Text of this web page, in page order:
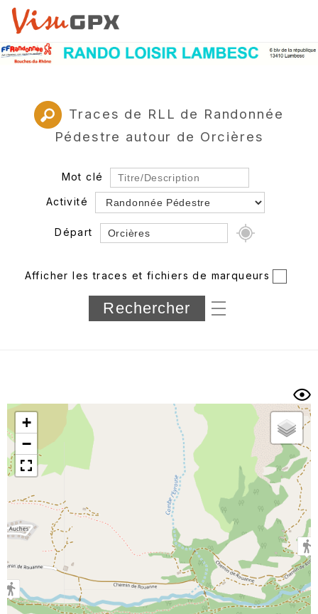
Traces de RLL de Randonnée
Pédestre autour de Orcières
Mot clé
Activité
Départ
Département
Longueur min/max
Trier par
Horodatage Photos
Afficher les traces et fichiers de marqueurs
+
−